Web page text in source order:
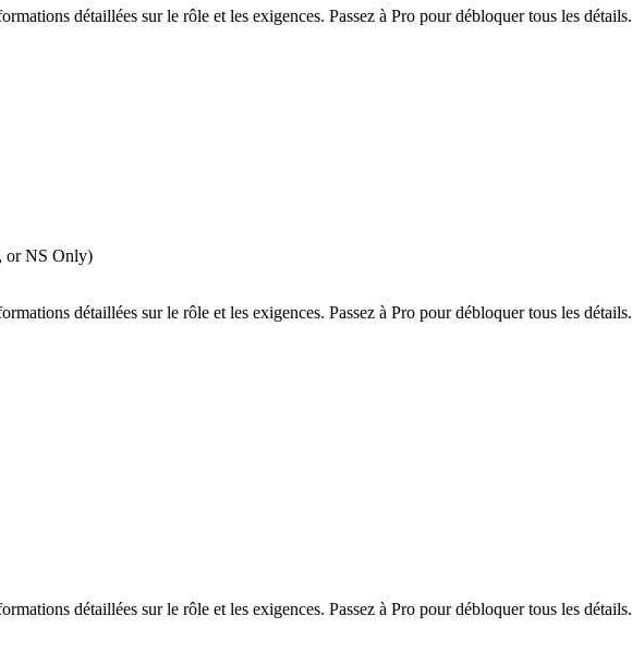
détaillées sur le rôle et les exigences. Passez à Pro pour débloquer tous les détails.
or NS Only)
détaillées sur le rôle et les exigences. Passez à Pro pour débloquer tous les détails.
détaillées sur le rôle et les exigences. Passez à Pro pour débloquer tous les détails.